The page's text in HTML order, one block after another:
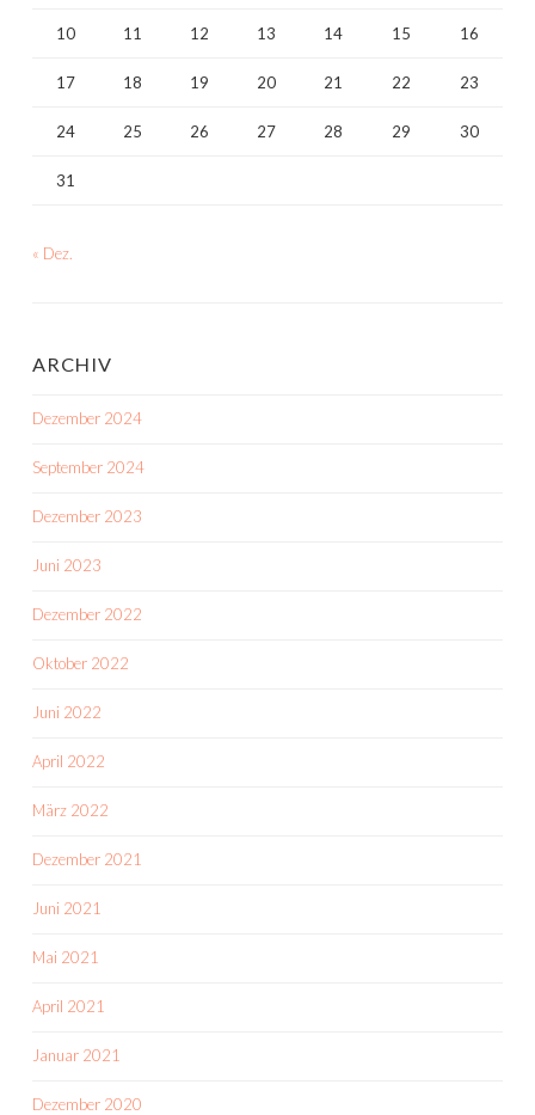
10 11 12 13 14 15 16
17 18 19 20 21 22 23
24 25 26 27 28 29 30
31
« Dez.
ARCHIV
Dezember 2024
September 2024
Dezember 2023
Juni 2023
Dezember 2022
Oktober 2022
Juni 2022
April 2022
März 2022
Dezember 2021
Juni 2021
Mai 2021
April 2021
Januar 2021
Dezember 2020